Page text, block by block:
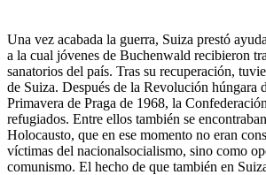
Una vez acabada la guerra, Suiza prestó
a la cual jóvenes de Buchenwald recibieron
sanatorios del país. Tras su recuperación,
de Suiza. Después de la Revolución húngara
Primavera de Praga de 1968, la
refugiados. Entre ellos también se
Holocausto, que en ese momento no eran
víctimas del nacionalsocialismo, sino como
comunismo. El hecho de que también en